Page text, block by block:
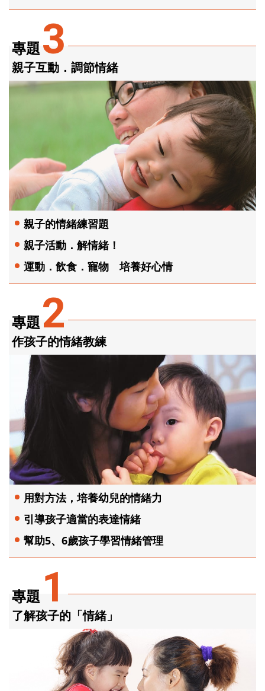
專題 1
了解孩子的「情緒」
專題2
作孩子的情緒教練
用對方法，培養幼兒的情緒力
引導孩子適當的表達情緒
幫助5、6歲孩子學習情緒管理
專題3
親子互動．調節情緒
親子的情緒練習題
親子活動．解情緒！
運動．飲食．寵物 培養好心情